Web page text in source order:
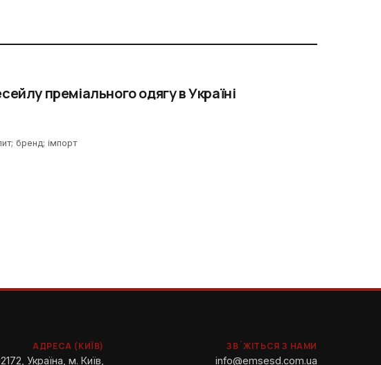
преміального одягу в Україні
бренд; імпорт
АДРЕСА (КИЇВ)
Україна, м. Київ,
ЗВ`ЖІТЬСЯ З НАМИ
info@emsesd.com.ua